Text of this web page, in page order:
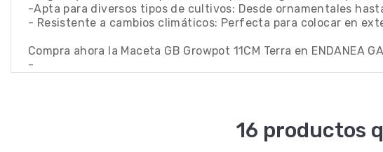
-Apta para diversos tipos de cultivos: Desde ornamentales
- Resistente a cambios climáticos: Perfecta para colocar en
Compra ahora la Maceta GB Growpot 11CM Terra en
-
16 productos